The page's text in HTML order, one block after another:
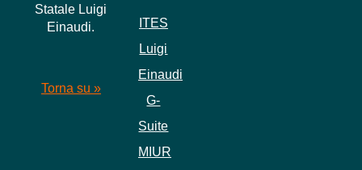
Statale Luigi
Einaudi.
Torna su »
ITES
Luigi
Einaudi
G-
Suite
MIUR